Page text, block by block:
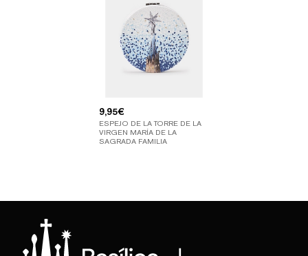
9,95€
ESPEJO DE LA TORRE DE LA
VIRGEN MARÍA DE LA
SAGRADA FAMILIA